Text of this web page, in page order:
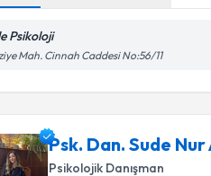
Psikoloji
Mah. Cinnah Caddesi No:56/11
Psk. Dan. Sude Nur
Psikolojik Danışman